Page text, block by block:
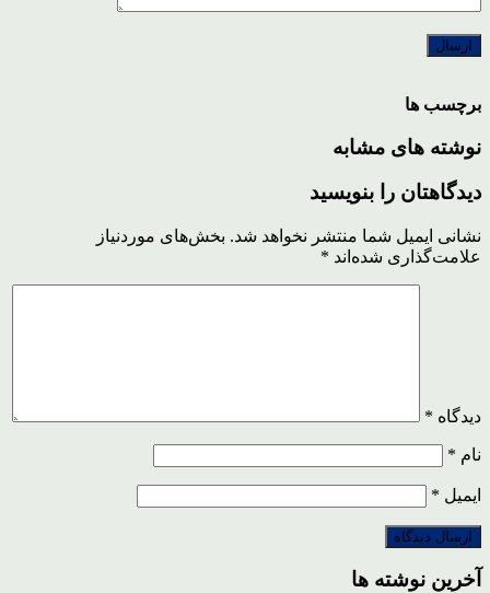
برچسب ها
نوشته های مشابه
دیدگاهتان را بنویسید
نشانی ایمیل شما منتشر نخواهد شد. بخش‌های موردنیاز
علامت‌گذاری شده‌اند *
دیدگاه *
نام *
ایمیل *
آخرین نوشته ها